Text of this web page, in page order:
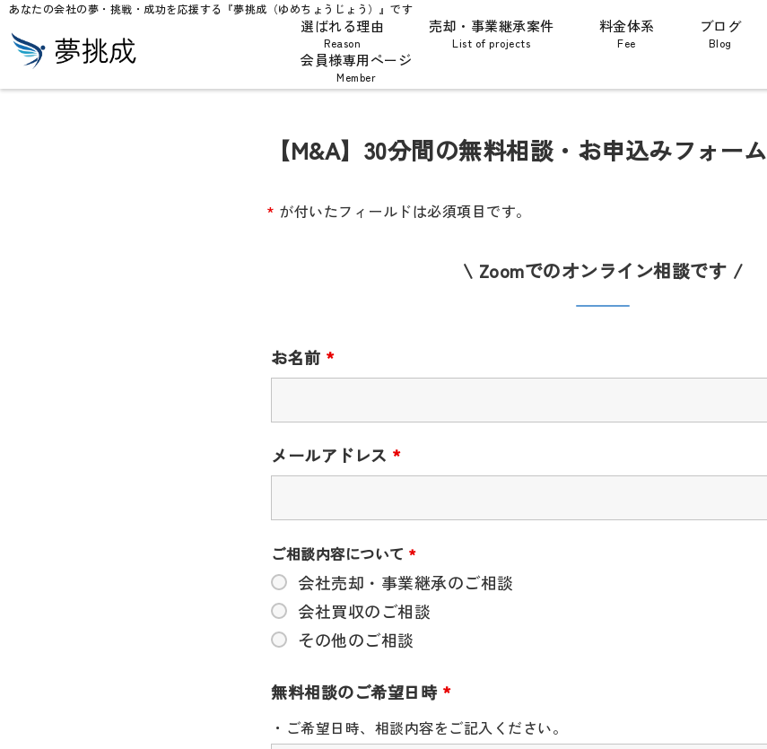
あなたの会社の夢・挑戦・成功を応援する『夢挑成（ゆめちょうじょう）』です
選ばれる理由
Reason
売却・事業継承案件
List of projects
料金体系
Fee
ブログ
Blog
会員様専用ページ
Member
【M&A】30分間の無料相談・お申込みフォーム
* が付いたフィールドは必須項目です。
\ Zoomでのオンライン相談です /
お名前 *
メールアドレス *
ご相談内容について *
会社売却・事業継承のご相談
会社買収のご相談
その他のご相談
無料相談のご希望日時 *
・ご希望日時、相談内容をご記入ください。